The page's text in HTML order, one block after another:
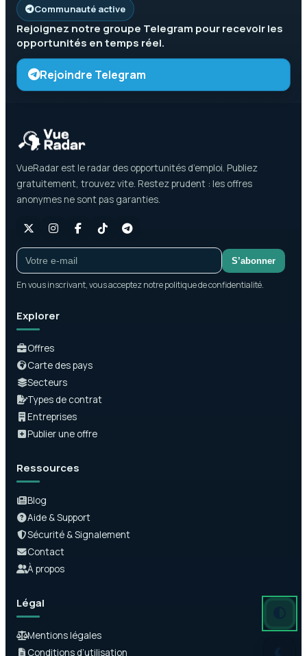
Communauté active
Rejoignez notre groupe Telegram pour recevoir les
opportunités en temps réel.
Rejoindre Telegram
VueRadar est le radar des opportunités d’emploi. Publiez
gratuitement, trouvez vite. Restez prudent : les offres
anonymes ne sont pas garanties.
S’abonner
En vous inscrivant, vous acceptez notre politique de confidentialité.
Explorer
Offres
Carte des pays
Secteurs
Types de contrat
Entreprises
Publier une offre
Ressources
Blog
Aide & Support
Sécurité & Signalement
Contact
À propos
Légal
Mentions légales
Conditions d’utilisation
Mode
Mode
Mode clair